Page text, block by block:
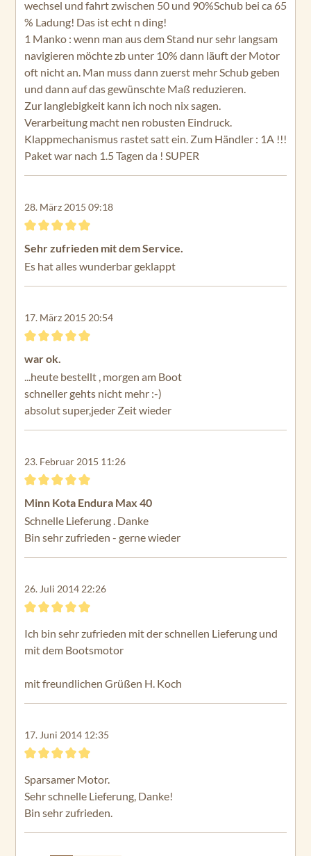
wechsel und fahrt zwischen 50 und 90%Schub bei ca 65
% Ladung! Das ist echt n ding!
1 Manko : wenn man aus dem Stand nur sehr langsam
navigieren möchte zb unter 10% dann läuft der Motor
oft nicht an. Man muss dann zuerst mehr Schub geben
und dann auf das gewünschte Maß reduzieren.
Zur langlebigkeit kann ich noch nix sagen.
Verarbeitung macht nen robusten Eindruck.
Klappmechanismus rastet satt ein. Zum Händler : 1A !!!
Paket war nach 1.5 Tagen da ! SUPER
28. März 2015 09:18
Bewertung mit 5 von 5 Sternen
Sehr zufrieden mit dem Service.
Es hat alles wunderbar geklappt
17. März 2015 20:54
Bewertung mit 5 von 5 Sternen
war ok.
...heute bestellt , morgen am Boot
schneller gehts nicht mehr :-)
absolut super,jeder Zeit wieder
23. Februar 2015 11:26
Bewertung mit 5 von 5 Sternen
Minn Kota Endura Max 40
Schnelle Lieferung . Danke
Bin sehr zufrieden - gerne wieder
26. Juli 2014 22:26
Ich bin sehr zufrieden mit der schnellen Lieferung und
mit dem Bootsmotor
mit freundlichen Grüßen H. Koch
17. Juni 2014 12:35
Sparsamer Motor.
Sehr schnelle Lieferung, Danke!
Bin sehr zufrieden.